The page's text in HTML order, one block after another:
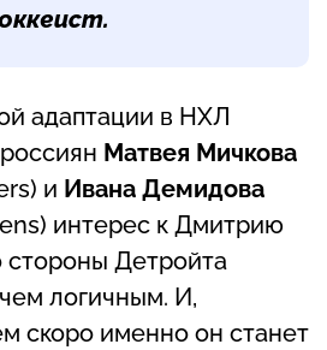
адаптации в НХЛ
Матвея Мичкова
и Ивана Демидова
интерес к Дмитрию
стороны Детройта
логичным. И,
скоро именно он станет